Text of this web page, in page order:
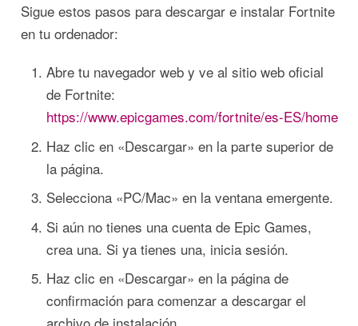
Sigue estos pasos para descargar e instalar Fortnite
en tu ordenador:
Abre tu navegador web y ve al sitio web oficial
de Fortnite:
https://www.epicgames.com/fortnite/es-ES/home
Haz clic en «Descargar» en la parte superior de
la página.
Selecciona «PC/Mac» en la ventana emergente.
Si aún no tienes una cuenta de Epic Games,
crea una. Si ya tienes una, inicia sesión.
Haz clic en «Descargar» en la página de
confirmación para comenzar a descargar el